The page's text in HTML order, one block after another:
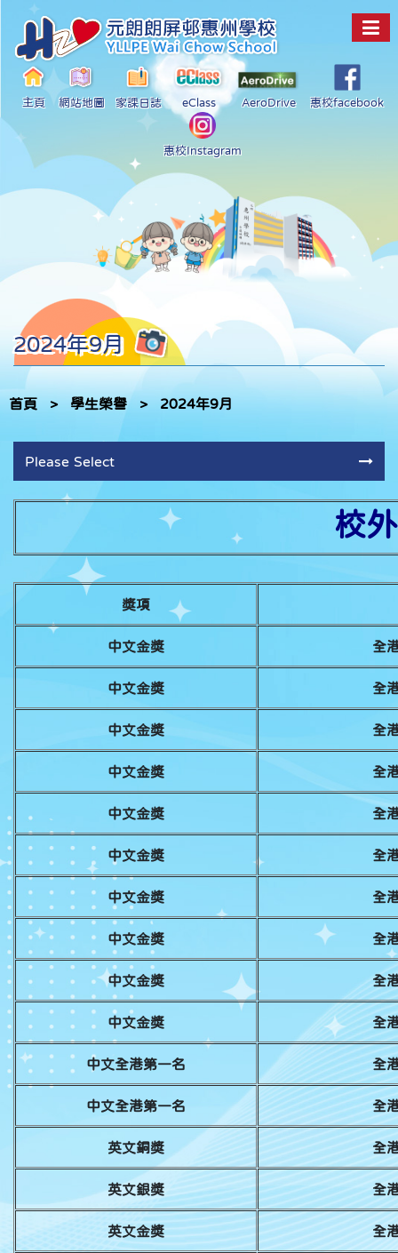
主頁 網站地圖 家課日誌 eClass AeroDrive 惠校facebook
惠校Instagram
2024年9月
首頁 > 學生榮譽 > 2024年9月
Please Select
校
獎項
中文金獎 全
中文金獎 全
中文金獎 全
中文金獎 全
中文金獎 全
中文金獎 全
中文金獎 全
中文金獎 全
中文金獎 全
中文金獎 全
中文全港第一名 全
中文全港第一名 全
英文銅獎 全
英文銀獎 全
英文金獎 全